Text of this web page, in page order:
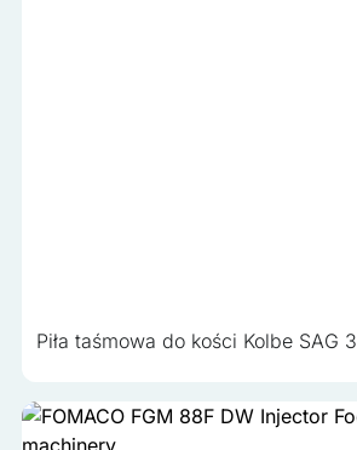
Piła taśmowa do kości Kolbe SAG 3